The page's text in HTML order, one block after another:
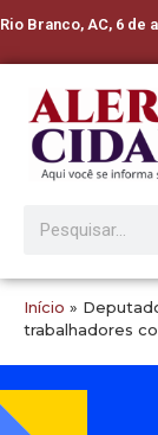
Rio Branco, AC, 6 de
Início »
trabalhadores